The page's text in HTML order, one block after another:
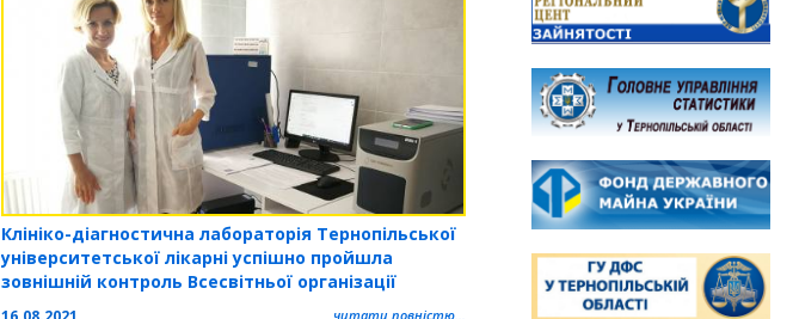
Клініко-діагностична лабораторія Тернопільської
університетської лікарні успішно пройшла
зовнішній контроль Всесвітньої організації
читати повністю...